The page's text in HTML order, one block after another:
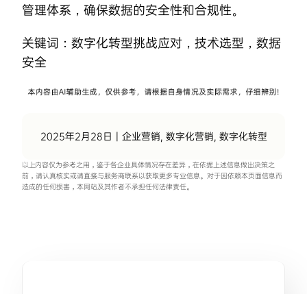
管理体系，确保数据的安全性和合规性。
关键词： 数字化转型挑战应对， 技术选型 ， 数据
安全
2025年2月28日 企业营销, 数字化营销, 数字化转型
以上内容仅为参考之用，鉴于各企业具体情况存在差异，在依据上述信息做出决策之
前，请认真核实或请直接与服务商联系以获取更多专业信息。对于因依赖本页面信息而
造成的任何损害，本网站及其作者不承担任何法律责任。